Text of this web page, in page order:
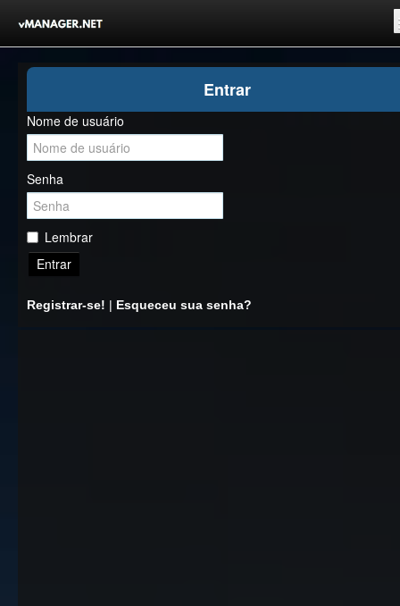
Competições
Comunidade
Notícias
Clubes Livres
Entrar
Nome de usuário
Senha
Lembrar
Entrar
Registrar-se! | Esqueceu sua senha?